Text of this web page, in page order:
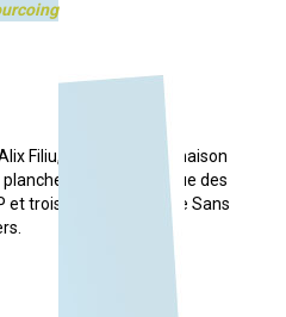
Filiu, créateur de la maison
au CDI, ainsi que des
et trois élèves de l'école Sans